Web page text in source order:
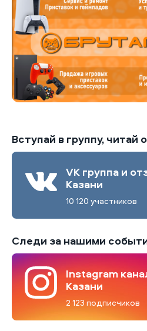
Вступай в группу, читай
VK группа и
Казани
10 120 участников
Следи за нашими
Instagram
Казани
2 123 подписчиков